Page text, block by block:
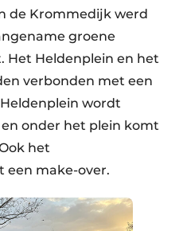
de Krommedijk werd
groene
Het Heldenplein en het
verbonden met een
wordt
onder het plein komt
het
een make-over.